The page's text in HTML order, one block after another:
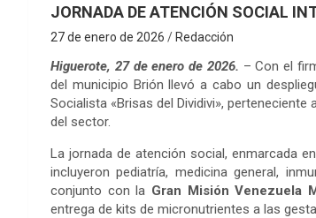
JORNADA DE ATENCIÓN SOCIAL
27 de enero de 2026 Redacción
Higuerote, 27 de enero de 2026. – Con el
del municipio Brión llevó a cabo un
Socialista «Brisas del Dividivi»,
del sector.
La jornada de atención social, enmarcada
incluyeron pediatría, medicina general,
conjunto con la Gran Misión Venezuela
entrega de kits de micronutrientes a las